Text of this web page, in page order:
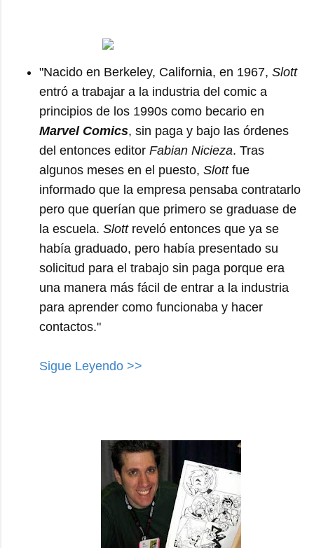
"Nacido en Berkeley, California, en 1967, Slott
entró a trabajar a la industria del comic a
principios de los 1990s como becario en
Marvel Comics, sin paga y bajo las órdenes
del entonces editor Fabian Nicieza. Tras
algunos meses en el puesto, Slottfue
informado que la empresa pensaba contratarlo
pero que querían que primero se graduase de
la escuela. Slottreveló entonces que ya se
había graduado, pero había presentado su
solicitud para el trabajo sin paga porque era
una manera más fácil de entrar a la industria
para aprender como funcionaba y hacer
contactos."
Sigue Leyendo >>